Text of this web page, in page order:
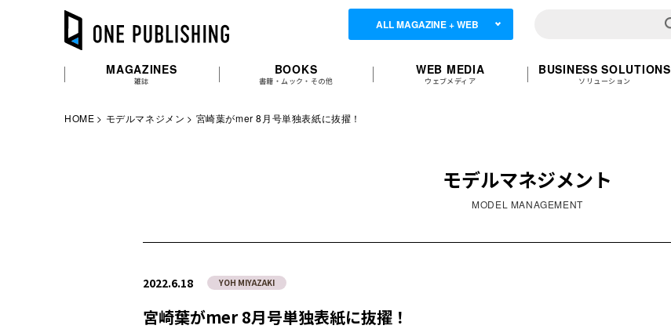
ALL MAGAZINE + WEB
MAGAZINES
雑誌
BOOKS
書籍・ムック・その他
WEB MEDIA
ウェブメディア
BUSINESS SOLUTIONS
ソリューション
HOME モデルマネジメン 宮崎葉がmer 8月号単独表紙に抜擢！
モデルマネジメント
MODEL MANAGEMENT
2022.6.18 YOH MIYAZAKI
宮崎葉がmer 8月号単独表紙に抜擢！